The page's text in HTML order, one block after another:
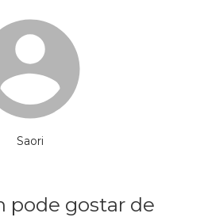
Saori
pode gostar de